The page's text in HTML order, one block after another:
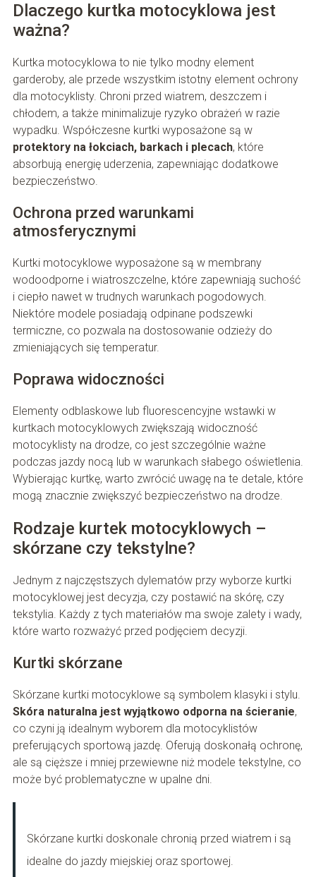
Dlaczego kurtka motocyklowa jest
ważna?
Kurtka motocyklowa to nie tylko modny element
garderoby, ale przede wszystkim istotny element ochrony
dla motocyklisty. Chroni przed wiatrem, deszczem i
chłodem, a także minimalizuje ryzyko obrażeń w razie
wypadku. Współczesne kurtki wyposażone są w
protektory na łokciach, barkach i plecach, które
absorbują energię uderzenia, zapewniając dodatkowe
bezpieczeństwo.
Ochrona przed warunkami
atmosferycznymi
Kurtki motocyklowe wyposażone są w membrany
wodoodporne i wiatroszczelne, które zapewniają suchość
i ciepło nawet w trudnych warunkach pogodowych.
Niektóre modele posiadają odpinane podszewki
termiczne, co pozwala na dostosowanie odzieży do
zmieniających się temperatur.
Poprawa widoczności
Elementy odblaskowe lub fluorescencyjne wstawki w
kurtkach motocyklowych zwiększają widoczność
motocyklisty na drodze, co jest szczególnie ważne
podczas jazdy nocą lub w warunkach słabego oświetlenia.
Wybierając kurtkę, warto zwrócić uwagę na te detale, które
mogą znacznie zwiększyć bezpieczeństwo na drodze.
Rodzaje kurtek motocyklowych –
skórzane czy tekstylne?
Jednym z najczęstszych dylematów przy wyborze kurtki
motocyklowej jest decyzja, czy postawić na skórę, czy
tekstylia. Każdy z tych materiałów ma swoje zalety i wady,
które warto rozważyć przed podjęciem decyzji.
Kurtki skórzane
Skórzane kurtki motocyklowe są symbolem klasyki i stylu.
Skóra naturalna jest wyjątkowo odporna na ścieranie,
co czyni ją idealnym wyborem dla motocyklistów
preferujących sportową jazdę. Oferują doskonałą ochronę,
ale są cięższe i mniej przewiewne niż modele tekstylne, co
może być problematyczne w upalne dni.
Skórzane kurtki doskonale chronią przed wiatrem i są
idealne do jazdy miejskiej oraz sportowej.